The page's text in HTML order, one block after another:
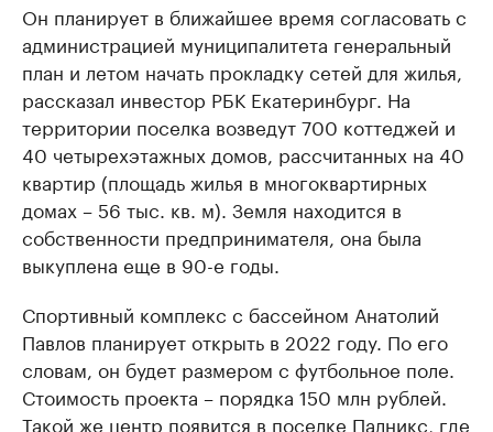
Он планирует в ближайшее время согласовать с
администрацией муниципалитета генеральный
план и летом начать прокладку сетей для жилья,
рассказал инвестор РБК Екатеринбург. На
территории поселка возведут 700 коттеджей и
40 четырехэтажных домов, рассчитанных на 40
квартир (площадь жилья в многоквартирных
домах – 56 тыс. кв. м). Земля находится в
собственности предпринимателя, она была
выкуплена еще в 90-е годы.
Спортивный комплекс с бассейном Анатолий
Павлов планирует открыть в 2022 году. По его
словам, он будет размером с футбольное поле.
Стоимость проекта – порядка 150 млн рублей.
Такой же центр появится в поселке Палникс, где